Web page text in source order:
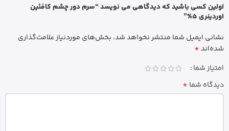
اولین کسی باشید که دیدگاهی می نویسد “سرم دور چشم کافئین
اوردینری 5%”
نشانی ایمیل شما منتشر نخواهد شد. بخش‌های موردنیاز علامت‌گذاری
شده‌اند*
امتیاز شما
دیدگاه شما *